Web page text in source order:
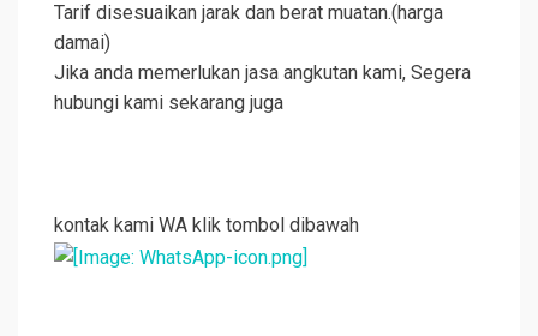
Tarif disesuaikan jarak dan berat muatan.(harga
damai)
Jika anda memerlukan jasa angkutan kami, Segera
hubungi kami sekarang juga
kontak kami WA klik tombol dibawah